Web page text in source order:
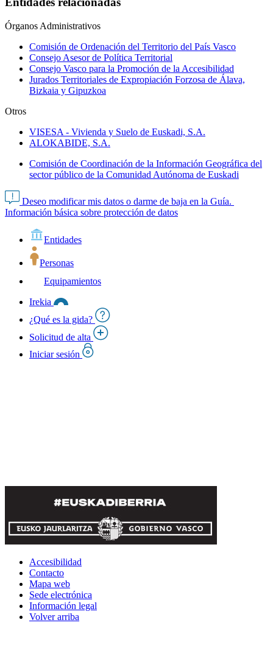
Órganos Administrativos
Comisión de Ordenación del Territorio del País Vasco
Consejo Asesor de Política Territorial
Consejo Vasco para la Promoción de la Accesibilidad
Jurados Territoriales de Expropiación Forzosa de Álava,
Bizkaia y Gipuzkoa
Otros
VISESA - Vivienda y Suelo de Euskadi, S.A.
ALOKABIDE, S.A.
Comisión de Coordinación de la Información Geográfica del
sector público de la Comunidad Autónoma de Euskadi
Deseo modificar mis datos o darme de baja en la Guía.
Información básica sobre protección de datos
Entidades
Personas
Equipamientos
Irekia
¿Qué es la gida?
Solicitud de alta
Iniciar sesión
Accesibilidad
Contacto
Mapa web
Sede electrónica
Información legal
Volver arriba